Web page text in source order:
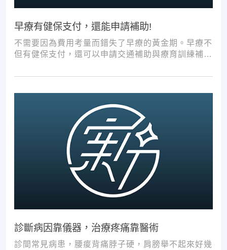
早療有健保支付，還能申請補助!
不需要因為費用考量而錯失了早療的黃金期。早療不
但有健保支付，還可以申請交通補助與療育訓練補
診斷病因靠儀器，治療疼痛靠醫術
診間常見病患，腰痠背痛脖子硬，肩膀舉不起來好幾